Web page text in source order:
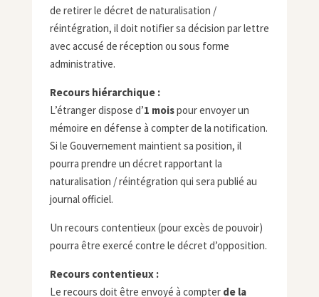
de retirer le décret de naturalisation /
réintégration, il doit notifier sa décision par lettre
avec accusé de réception ou sous forme
administrative.
Recours hiérarchique :
L’étranger dispose d’1 moispour envoyer un
mémoire en défense à compter de la notification.
Si le Gouvernement maintient sa position, il
pourra prendre un décret rapportant la
naturalisation / réintégration qui sera publié au
journal officiel.
Un recours contentieux (pour excès de pouvoir)
pourra être exercé contre le décret d’opposition.
Recours contentieux :
Le recours doit être envoyé à compter de la